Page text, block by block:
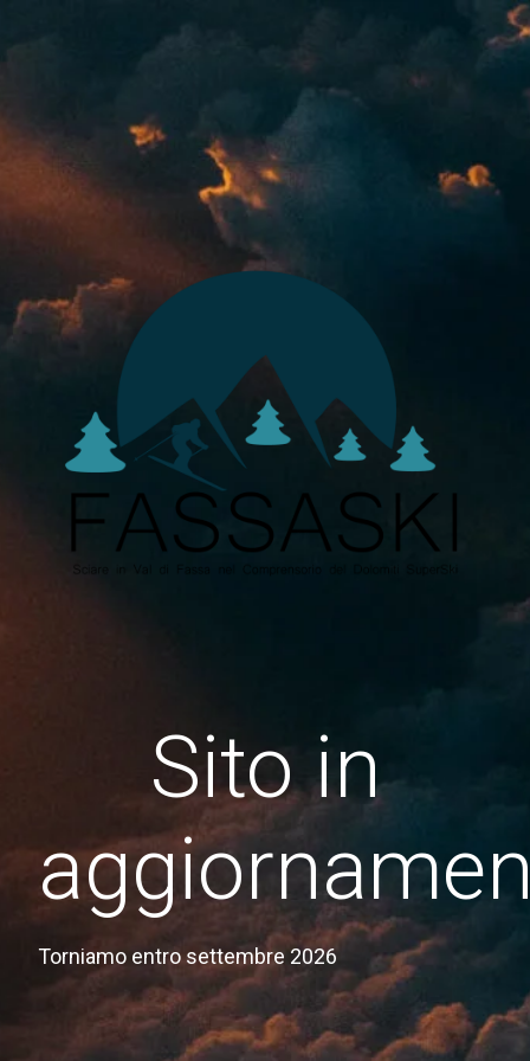
Sito in
Torniamo entro settembre 2026